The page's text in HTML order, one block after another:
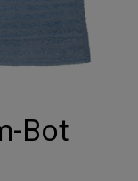
Bot